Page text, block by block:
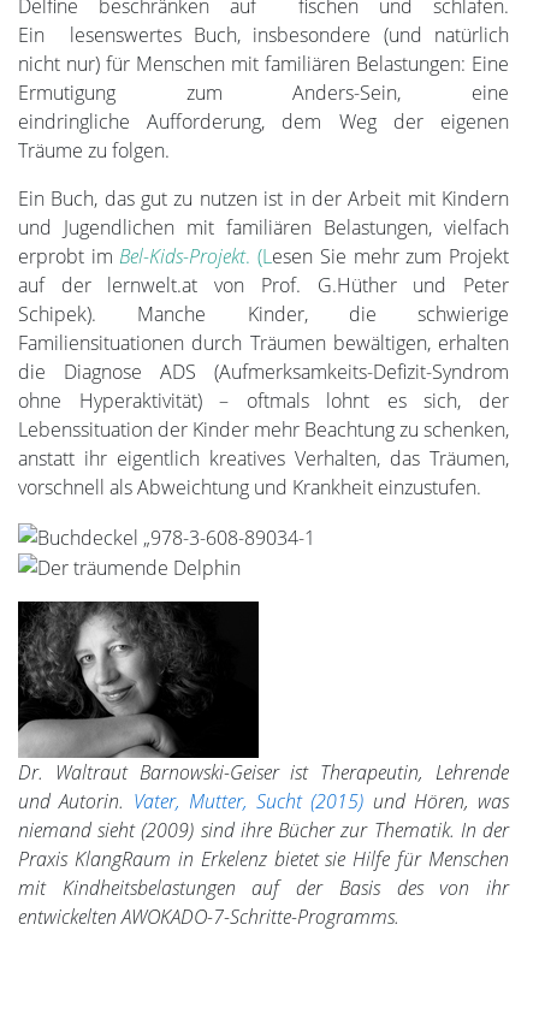
Delfine beschränken auf fischen und schlafen.
Ein lesenswertes Buch, insbesondere (und natürlich
nicht nur) für Menschen mit familiären Belastungen: Eine
Ermutigung zum Anders-Sein, eine
eindringliche Aufforderung, dem Weg der eigenen
Träume zu folgen.
Ein Buch, das gut zu nutzen ist in der Arbeit mit Kindern
und Jugendlichen mit familiären Belastungen, vielfach
erprobt im Bel-Kids-Projekt. (Lesen Sie mehr zum Projekt
auf der lernwelt.at von Prof. G.Hüther und Peter
Schipek). Manche Kinder, die schwierige
Familiensituationen durch Träumen bewältigen, erhalten
die Diagnose ADS (Aufmerksamkeits-Defizit-Syndrom
ohne Hyperaktivität) – oftmals lohnt es sich, der
Lebenssituation der Kinder mehr Beachtung zu schenken,
anstatt ihr eigentlich kreatives Verhalten, das Träumen,
vorschnell als Abweichtung und Krankheit einzustufen.
Dr. Waltraut Barnowski-Geiser ist Therapeutin, Lehrende
und Autorin. Vater, Mutter, Sucht (2015) und Hören, was
niemand sieht (2009) sind ihre Bücher zur Thematik. In der
Praxis KlangRaum in Erkelenz bietet sie Hilfe für Menschen
mit Kindheitsbelastungen auf der Basis des von ihr
entwickelten AWOKADO-7-Schritte-Programms.